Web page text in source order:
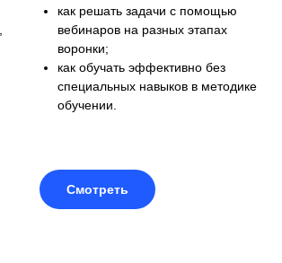
как решать задачи с помощью
вебинаров на разных этапах
воронки;
как обучать эффективно без
специальных навыков в методике
обучении.
Смотреть